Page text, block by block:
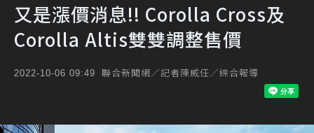
又是漲價消息!! Corolla Cross及
Corolla Altis雙雙調整售價
2022-10-06 09:49 聯合新聞網／記者陳威任／綜合報導